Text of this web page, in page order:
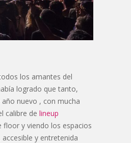
los amantes del
logrado que tanto,
nuevo , con mucha
calibre de lineup
floor y viendo los espacios
y entretenida